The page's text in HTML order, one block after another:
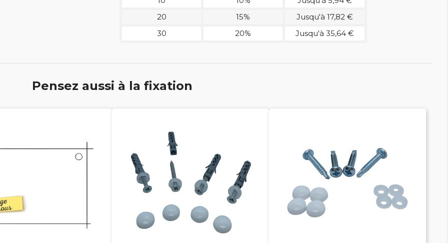
20
15%
Jusqu'à 17,82 €
30
20% Jusqu'à 35,64 €
Pensez aussi à la fixation

